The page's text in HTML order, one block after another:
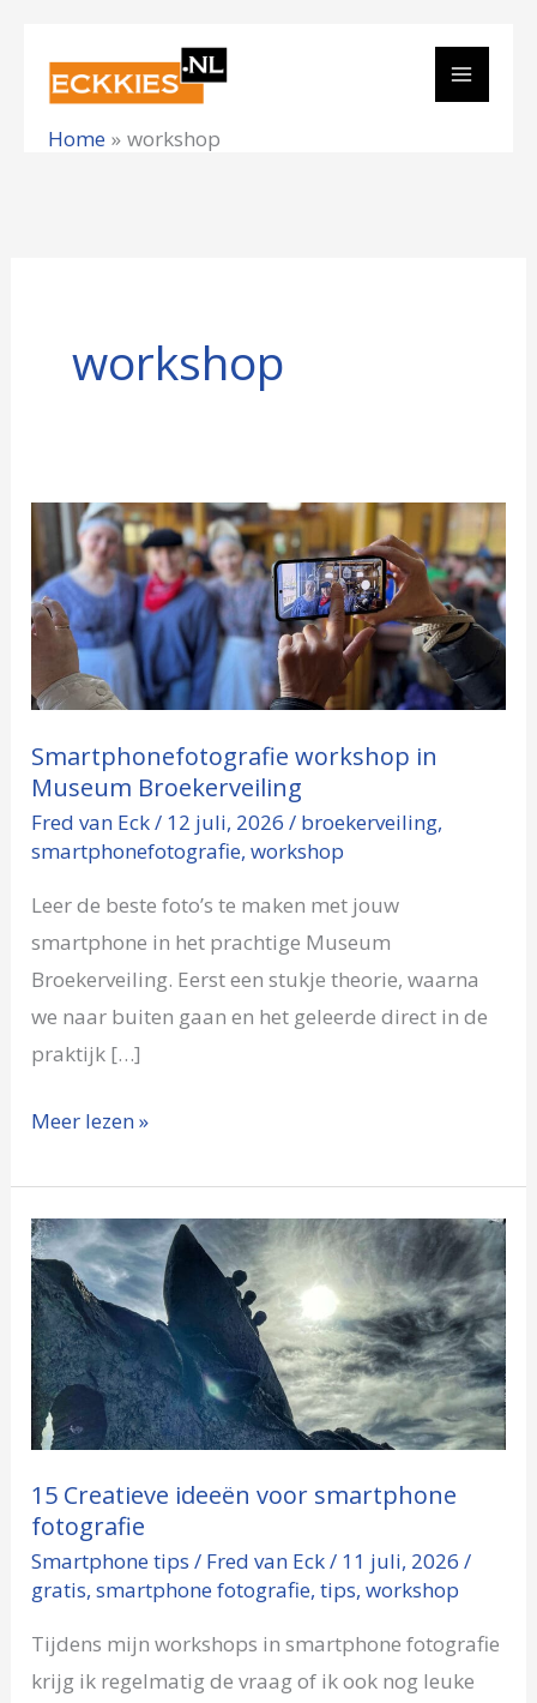
inhoud
Home workshop
workshop
Smartphonefotografie workshop in
Museum Broekerveiling
Fred van Eck/ 12 juli, 2026/ broekerveiling,
smartphonefotografie,workshop
Leer de beste foto’s te maken met jouw
smartphone in het prachtige Museum
Broekerveiling. Eerst een stukje theorie, waarna
we naar buiten gaan en het geleerde direct in de
praktijk […]
Smartphonefotografie
workshop
in
Museum
Broekerveiling
Meer lezen »
15 Creatieve ideeën voor smartphone
fotografie
Smartphone tips / Fred van Eck/ 11 juli, 2026/
gratis,smartphone fotografie,tips,workshop
Tijdens mijn workshops in smartphone fotografie
krijg ik regelmatig de vraag of ik ook nog leuke
15
Creatieve
ideeën
voor
smartphone
fotografie